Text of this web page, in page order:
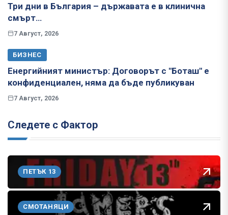
Три дни в България – държавата е в клинична
смърт…
7 Август, 2026
БИЗНЕС
Енергийният министър: Договорът с "Боташ" е
конфиденциален, няма да бъде публикуван
7 Август, 2026
Следете с Фактор
ПЕТЪК 13
СМОТАНЯЦИ